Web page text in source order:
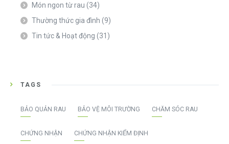
Món ngon từ rau (34)
Thường thức gia đình (9)
Tin tức & Hoạt động (31)
TAGS
BẢO QUẢN RAU BẢO VỆ MÔI TRƯỜNG CHĂM SÓC RAU
CHỨNG NHẬN CHỨNG NHẬN KIỂM ĐỊNH